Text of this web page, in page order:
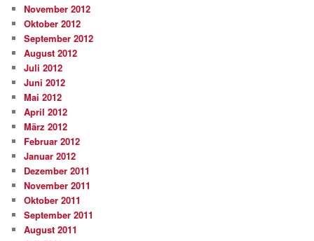
November 2012
Oktober 2012
September 2012
August 2012
Juli 2012
Juni 2012
Mai 2012
April 2012
März 2012
Februar 2012
Januar 2012
Dezember 2011
November 2011
Oktober 2011
September 2011
August 2011